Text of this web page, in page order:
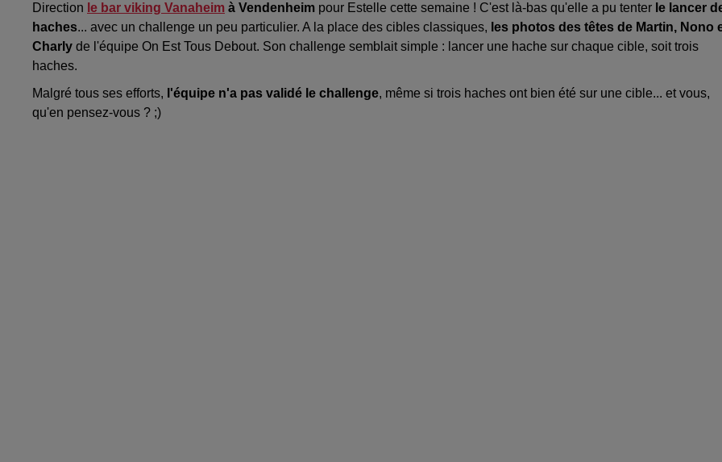
Direction le bar viking Vanaheim à Vendenheim pour Estelle cette semaine ! C'est là-bas qu'elle a pu tenter le lancer
haches... avec un challenge un peu particulier. A la place des cibles classiques, les photos des têtes de Martin, Nono
Charly de l'équipe On Est Tous Debout. Son challenge semblait simple : lancer une hache sur chaque cible, soit trois
haches.
Malgré tous ses efforts, l'équipe n'a pas validé le challenge, même si trois haches ont bien été sur une cible... et vous,
qu'en pensez-vous ? ;)